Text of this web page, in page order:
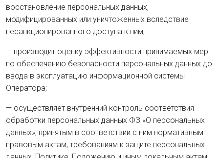
восстановление персональных данных,
модифицированных или уничтоженных вследствие
несанкционированного доступа к ним;
— производит оценку эффективности принимаемых мер
по обеспечению безопасности персональных данных до
ввода в эксплуатацию информационной системы
Оператора;
— осуществляет внутренний контроль соответствия
обработки персональных данных ФЗ «О персональных
данных», принятым в соответствии с ним нормативным
правовым актам, требованиям к защите персональных